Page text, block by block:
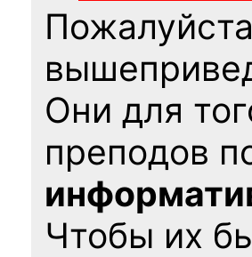
Они для
преподов
Чтобы их